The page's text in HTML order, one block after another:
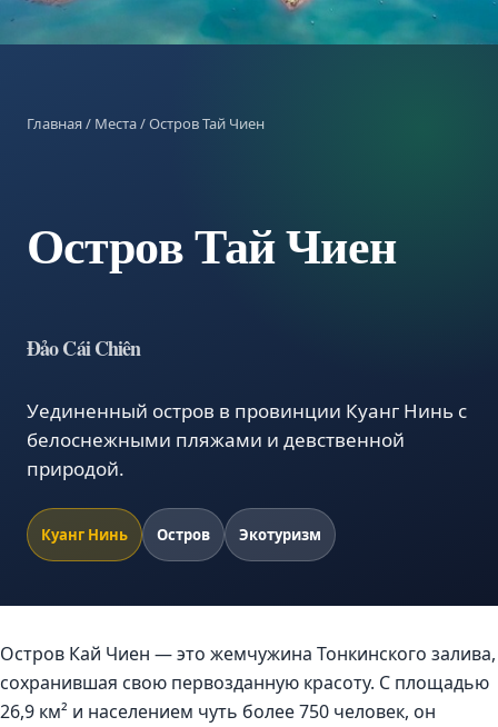
Главная/ Места/ Остров Тай Чиен
Остров Тай Чиен
Đảo Cái Chiên
Уединенный остров в провинции Куанг Нинь с
белоснежными пляжами и девственной
природой.
Куанг Нинь Остров Экотуризм
Остров Кай Чиен — это жемчужина Тонкинского залива,
сохранившая свою первозданную красоту. С площадью
26,9 км² и населением чуть более 750 человек, он